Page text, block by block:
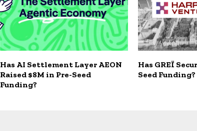
Has AI Settlement Layer AEON
Raised $8M in Pre-Seed
Funding?
Has GREÏ
Seed Funding?